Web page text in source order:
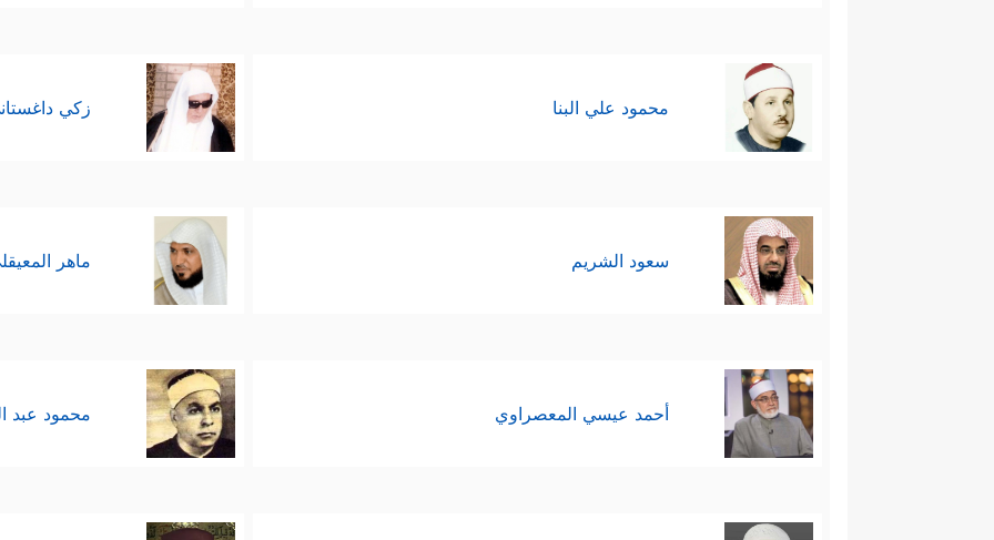
محمود علي البنا زكي
سعود الشريم ماهر
أحمد عيسي المعصراوي محمود عبد